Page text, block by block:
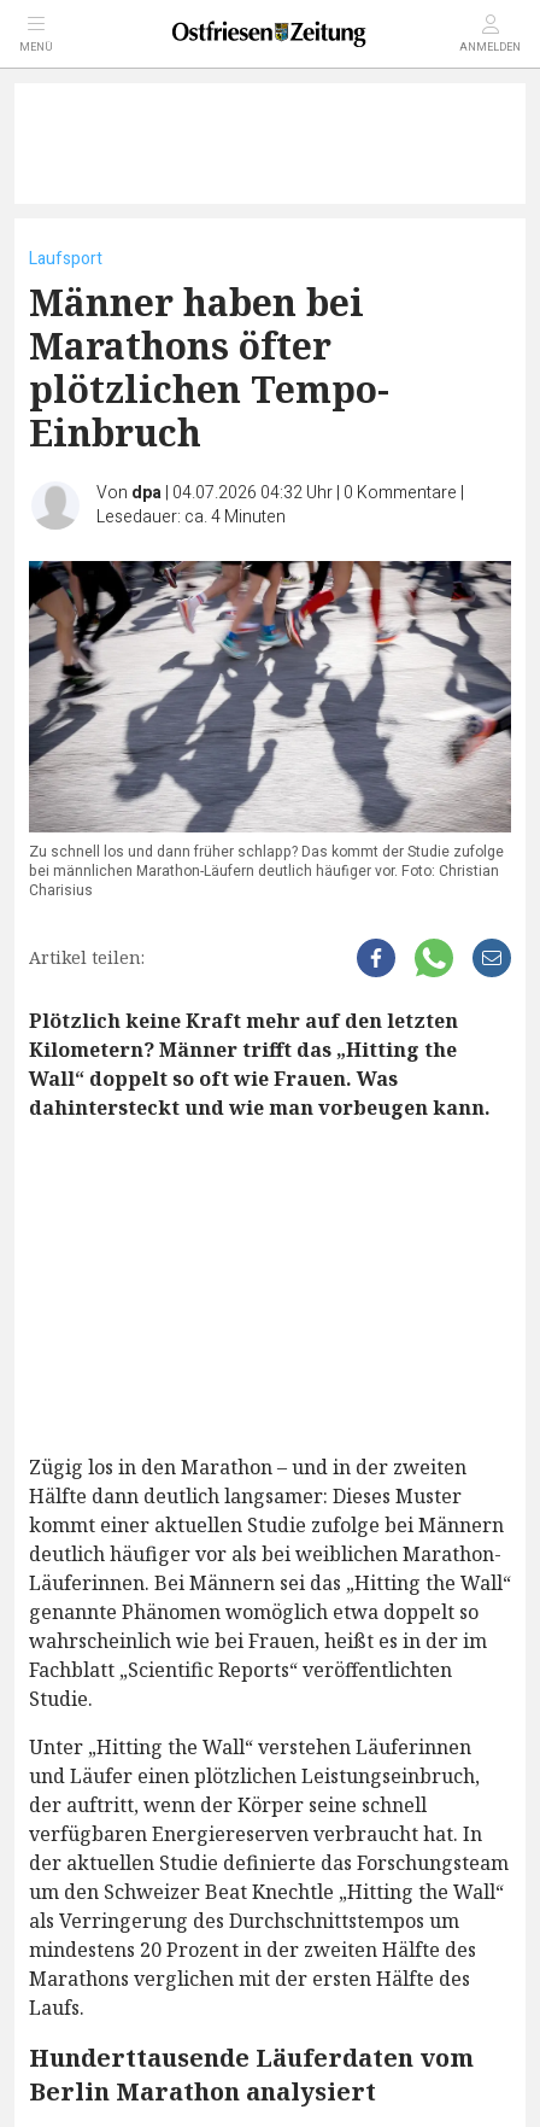
MENÜ ANMELDEN
Laufsport
Männer haben bei
Marathons öfter
plötzlichen Tempo-
Einbruch
Von dpa| 04.07.2026 04:32 Uhr| 0 Kommentare |
Lesedauer: ca. 4 Minuten
Zu schnell los und dann früher schlapp? Das kommt der Studie zufolge
bei männlichen Marathon-Läufern deutlich häufiger vor. Foto: Christian
Charisius
Artikel teilen:
Plötzlich keine Kraft mehr auf den letzten
Kilometern? Männer trifft das „Hitting the
Wall“ doppelt so oft wie Frauen. Was
dahintersteckt und wie man vorbeugen kann.
Zügig los in den Marathon – und in der zweiten
Hälfte dann deutlich langsamer: Dieses Muster
kommt einer aktuellen Studie zufolge bei Männern
deutlich häufiger vor als bei weiblichen Marathon-
Läuferinnen. Bei Männern sei das „Hitting the Wall“
genannte Phänomen womöglich etwa doppelt so
wahrscheinlich wie bei Frauen, heißt es in der im
Fachblatt „Scientific Reports“ veröffentlichten
Studie.
Unter „Hitting the Wall“ verstehen Läuferinnen
und Läufer einen plötzlichen Leistungseinbruch,
der auftritt, wenn der Körper seine schnell
verfügbaren Energiereserven verbraucht hat. In
der aktuellen Studie definierte das Forschungsteam
um den Schweizer Beat Knechtle „Hitting the Wall“
als Verringerung des Durchschnittstempos um
mindestens 20 Prozent in der zweiten Hälfte des
Marathons verglichen mit der ersten Hälfte des
Laufs.
Hunderttausende Läuferdaten vom
Berlin Marathon analysiert